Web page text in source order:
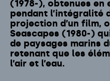
(1978-), obtenues
pendant l’intégralité
projection d’un film,
Seascapes (1980-)
de paysages marins
retenant que les
l’air et l’eau.